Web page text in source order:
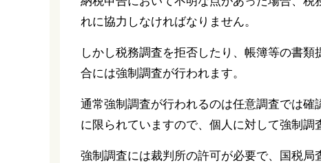
れに協力しなければなりません。
しかし税務調査を拒否したり、帳簿等の書
合には強制調査が行われます。
通常強制調査が行われるのは任意調査では
に限られていますので、個人に対して強制調
強制調査には裁判所の許可が必要で、国税